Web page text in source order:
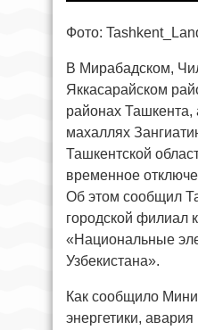
Фото:
В Мирабадском,
Яккасарайском
районах Ташкента,
махаллях
Ташкентской
временное
Об этом сообщил
городской филиал
«Национальные
Узбекистана».
Как сообщило
энергетики,